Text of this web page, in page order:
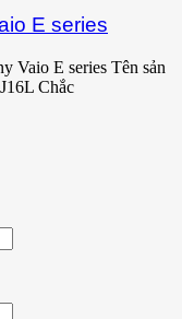
E series
Vaio E series Tên sản
Chắc